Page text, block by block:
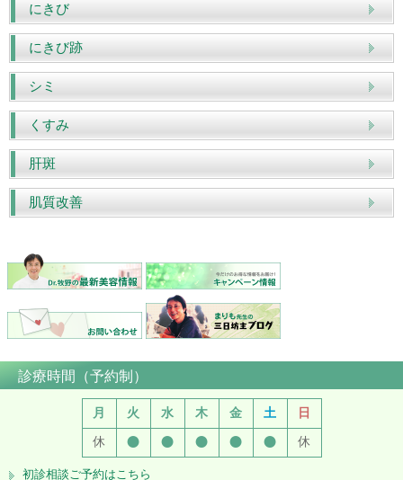
にきび
にきび跡
シミ
くすみ
肝斑
肌質改善
診療時間（予約制）
月 火 水 木 金 土
日
休
● ● ● ● ● 休
初診相談ご予約はこちら